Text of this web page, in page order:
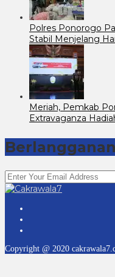
Polres Ponorogo
Stabil Menjelang
Meriah, Pemkab
Extravaganza
Copyright @ 2020